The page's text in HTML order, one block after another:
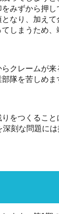
みずから押
なり、加え
しまうため、
クレームが
隊を苦しめま
をつくるこ
刻な問題に